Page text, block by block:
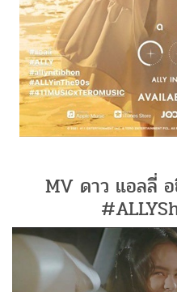
MV ดาว แอลลี่